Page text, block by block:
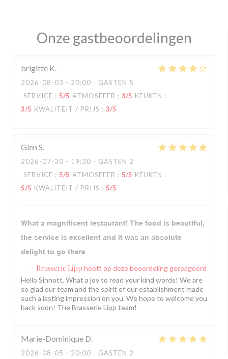
Onze gastbeoordelingen
brigitte K
2026-08-03 - 20:00 - GASTEN 5
SERVICE : 5/5 ATMOSFEER : 3/5 KEUKEN :
3/5 KWALITEIT / PRIJS : 3/5
Glen S
2026-07-30 - 19:30 - GASTEN 2
SERVICE : 5/5 ATMOSFEER : 5/5 KEUKEN :
5/5 KWALITEIT / PRIJS : 5/5
What a magnificent restaurant! The food is beautiful,
the service is excellent and it was an absolute
delight to go there
Brasserie Lipp heeft op deze beoordeling gereageerd
Hello Sinnott, What a joy to read your kind words! We are
so glad our team and the spirit of our establishment made
such a lasting impression on you. We hope to welcome you
back soon! The Brasserie Lipp team!
Marie-Dominique D
2026-08-05 - 20:00 - GASTEN 2